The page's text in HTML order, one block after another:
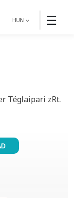
☰
HUN
Téglaipari zRt.